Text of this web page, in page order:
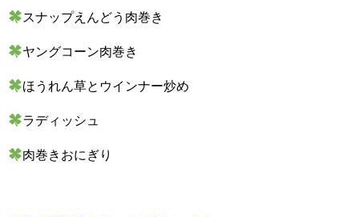
スナップえんどう肉巻き
ヤングコーン肉巻き
ほうれん草とウインナー炒め
ラディッシュ
肉巻きおにぎり